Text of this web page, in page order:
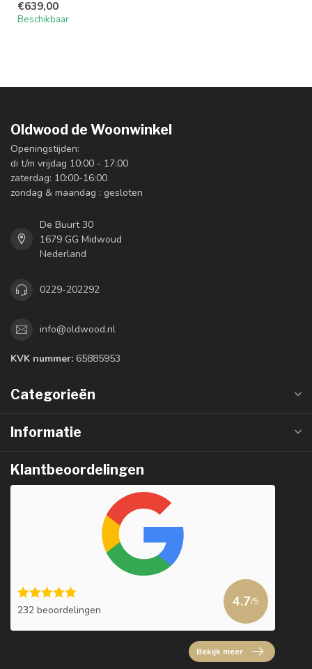
€639,00
Beschikbaar
Oldwood de Woonwinkel
Openingstijden:
di t/m vrijdag 10:00 - 17:00
zaterdag: 10:00-16:00
zondag & maandag : gesloten
De Buurt 30
1679 GG Midwoud
Nederland
0229-202292
info@oldwood.nl
KVK nummer: 65885953
Categorieën
Informatie
Klantbeoordelingen
232 beoordelingen
4.7/5
Bekijk meer